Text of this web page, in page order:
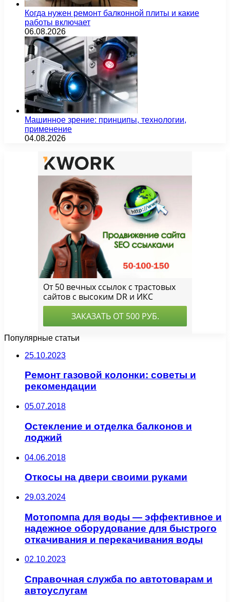
Когда нужен ремонт балконной плиты и какие
работы включает
06.08.2026
Машинное зрение: принципы, технологии,
применение
04.08.2026
Популярные статьи
25.10.2023
Ремонт газовой колонки: советы и
рекомендации
05.07.2018
Остекление и отделка балконов и
лоджий
04.06.2018
Откосы на двери своими руками
29.03.2024
Мотопомпа для воды — эффективное и
надежное оборудование для быстрого
откачивания и перекачивания воды
02.10.2023
Справочная служба по автотоварам и
автоуслугам